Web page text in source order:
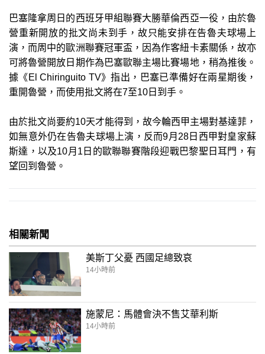
巴塞隆拿周日的西班牙甲組聯賽大勝華倫西亞一役，由於魯
營重新開放的批文尚未到手，故只能安排在告魯夫球場上
演，而周中的歐洲聯賽冠軍盃，因為作客紐卡素關係，故亦
可將魯營開放日期作為巴塞歐聯主場比賽場地，稍為推後。
據《El Chiringuito TV》指出，巴塞已準備好在兩星期後，
重開魯營，而使用批文將在7至10日到手。
由於批文尚要約10天才能得到，故今輪西甲主場對基達菲，
如無意外仍在告魯夫球場上演，反而9月28日西甲對皇家蘇
斯達，以及10月1日的歐聯聯賽階段迎戰巴黎聖日耳門，有
望回到魯營。
相關新聞
美斯丁父憂 西國足總致哀
14小時前
施蒙尼：馬體會決不售艾華利斯
14小時前